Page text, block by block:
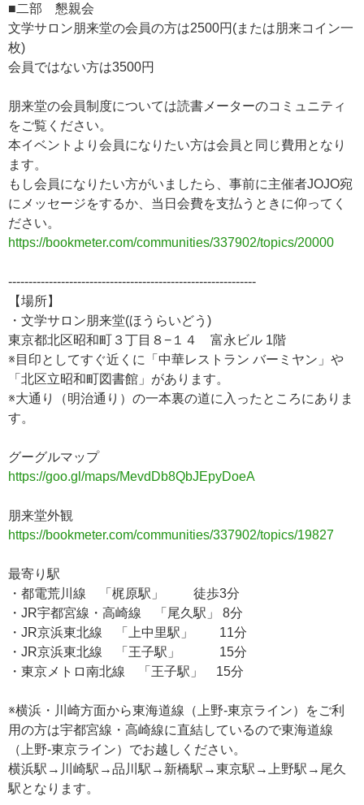
■二部 懇親会
文学サロン朋来堂の会員の方は2500円(または朋来コイン一
枚)
会員ではない方は3500円
朋来堂の会員制度については読書メーターのコミュニティ
をご覧ください。
本イベントより会員になりたい方は会員と同じ費用となり
ます。
もし会員になりたい方がいましたら、事前に主催者JOJO宛
にメッセージをするか、当日会費を支払うときに仰ってく
ださい。
https://bookmeter.com/communities/337902/topics/20000
-------------------------------------------------------------
【場所】
・文学サロン朋来堂(ほうらいどう)
東京都北区昭和町３丁目８−１４ 富永ビル 1階
※目印としてすぐ近くに「中華レストラン バーミヤン」や
「北区立昭和町図書館」があります。
※大通り（明治通り）の一本裏の道に入ったところにありま
す。
グーグルマップ
https://goo.gl/maps/MevdDb8QbJEpyDoeA
朋来堂外観
https://bookmeter.com/communities/337902/topics/19827
最寄り駅
・都電荒川線 「梶原駅」 徒歩3分
・JR宇都宮線・高崎線 「尾久駅」 8分
・JR京浜東北線 「上中里駅」 11分
・JR京浜東北線 「王子駅」 15分
・東京メトロ南北線 「王子駅」 15分
※横浜・川崎方面から東海道線（上野-東京ライン）をご利
用の方は宇都宮線・高崎線に直結しているので東海道線
（上野-東京ライン）でお越しください。
横浜駅→川崎駅→品川駅→新橋駅→東京駅→上野駅→尾久
駅となります。